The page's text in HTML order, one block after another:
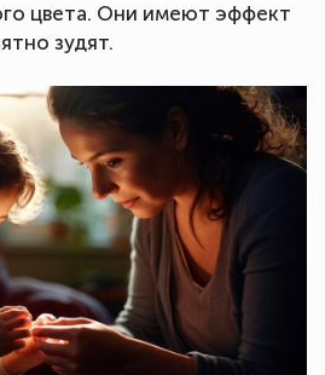
цвета. Они имеют эффект
зудят.